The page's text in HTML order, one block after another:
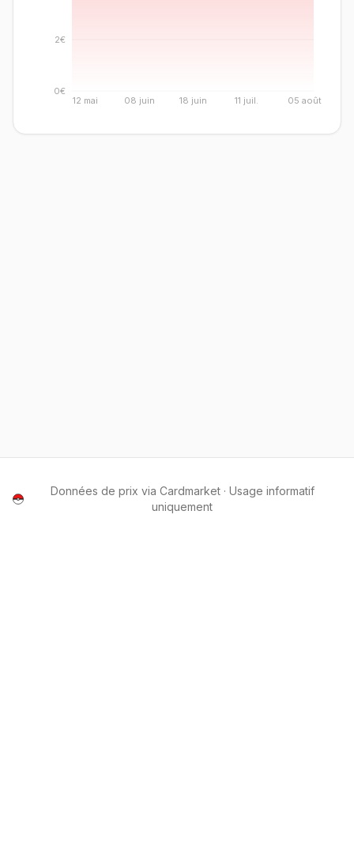
12 mai 08 juin 18 juin 11 juil. 05 août
0€
2€
Données de prix via Cardmarket · Usage informatif
uniquement